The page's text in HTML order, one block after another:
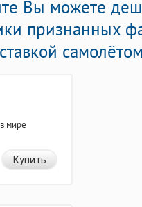
Вы можете
признанных
мире
Купить